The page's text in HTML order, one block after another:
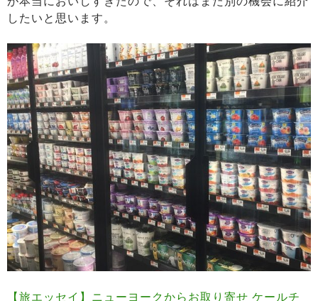
したいと思います。
【旅エッセイ】ニューヨークからお取り寄せ ケールチ